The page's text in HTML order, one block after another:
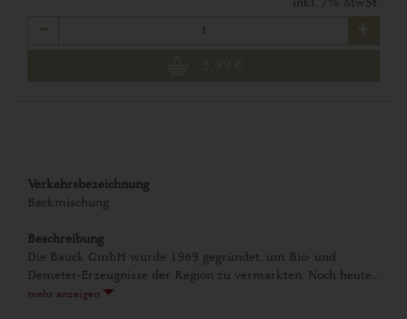
Verkehrsbezeichnung
Backmischung
Beschreibung
Die Bauck GmbH wurde 1969 gegründet, um Bio- und
Demeter-Erzeugnisse der Region zu vermarkten. Noch heute...
mehr anzeigen